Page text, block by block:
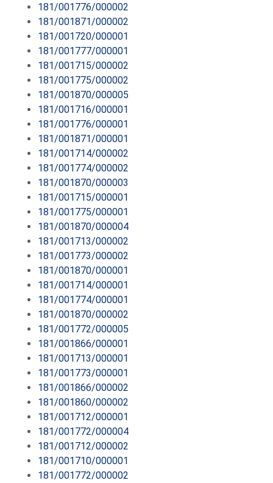
181/001776/000002
181/001871/000002
181/001720/000001
181/001777/000001
181/001715/000002
181/001775/000002
181/001870/000005
181/001716/000001
181/001776/000001
181/001871/000001
181/001714/000002
181/001774/000002
181/001870/000003
181/001715/000001
181/001775/000001
181/001870/000004
181/001713/000002
181/001773/000002
181/001870/000001
181/001714/000001
181/001774/000001
181/001870/000002
181/001772/000005
181/001866/000001
181/001713/000001
181/001773/000001
181/001866/000002
181/001860/000002
181/001712/000001
181/001772/000004
181/001712/000002
181/001710/000001
181/001772/000002